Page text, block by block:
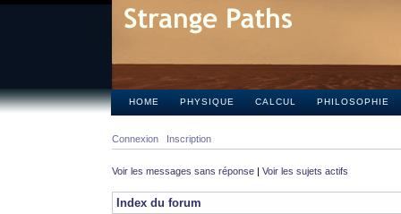
HOME PHYSIQUE CALCUL PHILOSOPHIE
Connexion Inscription
Voir les messages sans réponse | Voir les sujets actifs
Index du forum